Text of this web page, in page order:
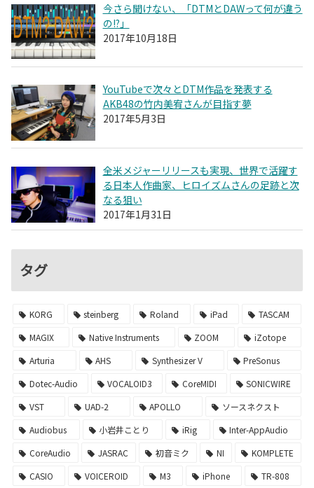
今さら聞けない、「DTMとDAWって何が違う
の!?」
2017年10月18日
YouTubeで次々とDTM作品を発表する
AKB48の竹内美宥さんが目指す夢
2017年5月3日
全米メジャーリリースも実現、世界で活躍す
る日本人作曲家、ヒロイズムさんの足跡と次
なる狙い
2017年1月31日
タグ
KORG steinberg Roland iPad
TASCAM
MAGIX
Native Instruments ZOOM
iZotope
Arturia
AHS Synthesizer V
PreSonus
Dotec-Audio
VOCALOID3 CoreMIDI
SONICWIRE
VST
UAD-2 APOLLO
ソースネクスト
Audiobus
小岩井ことり iRig
Inter-AppAudio
CoreAudio
JASRAC 初音ミク NI
KOMPLETE
CASIO
VOICEROID M3 iPhone
TR-808